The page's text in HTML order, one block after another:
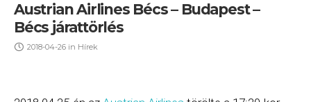
Austrian Airlines Bécs – Budapest –
Bécs járattörlés
2018-04-26 in Hírek